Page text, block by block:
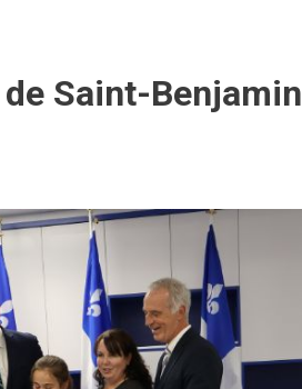
Saint-Benjamin